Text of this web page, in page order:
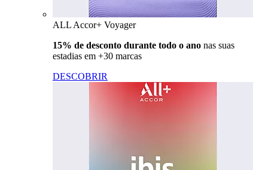
ALL Accor+ Voyager
15% de desconto durante todo o ano nas suas
estadias em +30 marcas
DESCOBRIR